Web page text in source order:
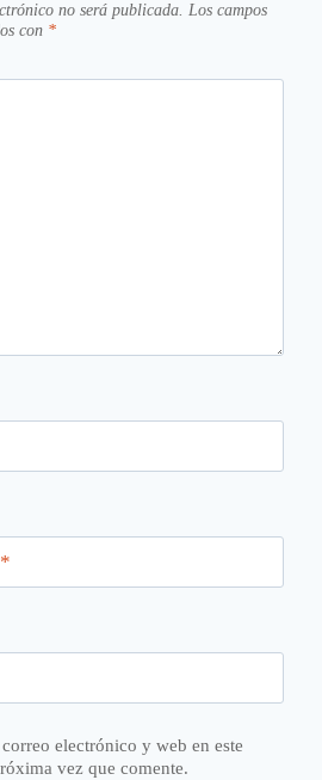
no será publicada. Los campos
con *
*
electrónico y web en este
vez que comente.